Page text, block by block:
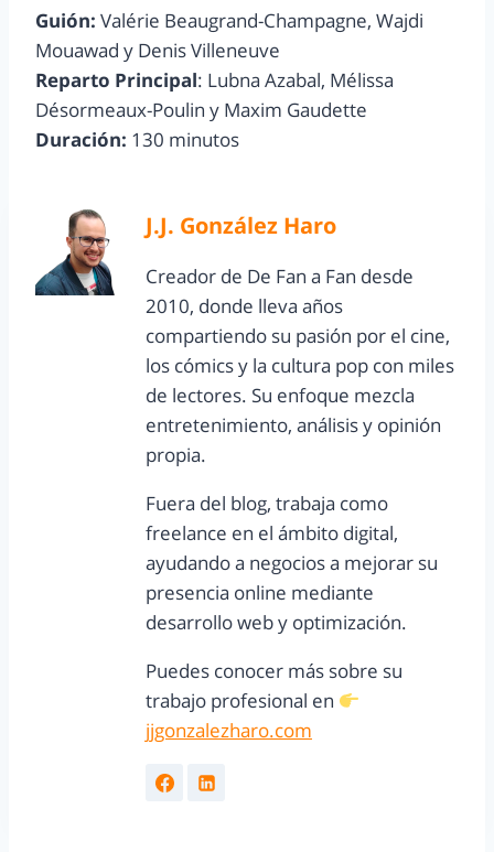
Guión: Valérie Beaugrand-Champagne, Wajdi
Mouawad y Denis Villeneuve
Reparto Principal: Lubna Azabal, Mélissa
Désormeaux-Poulin y Maxim Gaudette
Duración: 130 minutos
J.J. González Haro
Creador de De Fan a Fan desde
2010, donde lleva años
compartiendo su pasión por el cine,
los cómics y la cultura pop con miles
de lectores. Su enfoque mezcla
entretenimiento, análisis y opinión
propia.
Fuera del blog, trabaja como
freelance en el ámbito digital,
ayudando a negocios a mejorar su
presencia online mediante
desarrollo web y optimización.
Puedes conocer más sobre su
trabajo profesional en
jjgonzalezharo.com